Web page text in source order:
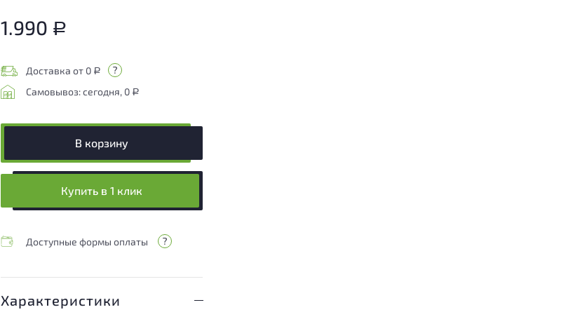
1.990 Р
Доставка от 0 Р
Самовывоз: сегодня, 0 Р
В корзину
Купить в 1 клик
Доступные формы оплаты
Характеристики